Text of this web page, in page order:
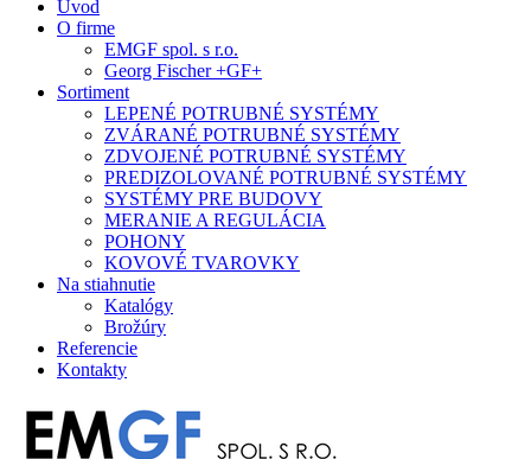
Úvod
O firme
EMGF spol. s r.o.
Georg Fischer +GF+
Sortiment
LEPENÉ POTRUBNÉ SYSTÉMY
ZVÁRANÉ POTRUBNÉ SYSTÉMY
ZDVOJENÉ POTRUBNÉ SYSTÉMY
PREDIZOLOVANÉ POTRUBNÉ SYSTÉMY
SYSTÉMY PRE BUDOVY
MERANIE A REGULÁCIA
POHONY
KOVOVÉ TVAROVKY
Na stiahnutie
Katalógy
Brožúry
Referencie
Kontakty